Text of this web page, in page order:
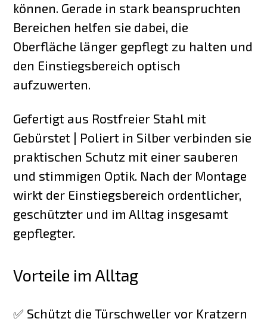
können. Gerade in stark beanspruchten
Bereichen helfen sie dabei, die
Oberfläche länger gepflegt zu halten und
den Einstiegsbereich optisch
aufzuwerten.
Gefertigt aus Rostfreier Stahl mit
Gebürstet | Poliert in Silber verbinden sie
praktischen Schutz mit einer sauberen
und stimmigen Optik. Nach der Montage
wirkt der Einstiegsbereich ordentlicher,
geschützter und im Alltag insgesamt
gepflegter.
Vorteile im Alltag
✅ Schützt die Türschweller vor Kratzern